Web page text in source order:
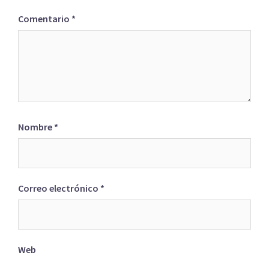
Comentario *
Nombre *
Correo electrónico *
Web